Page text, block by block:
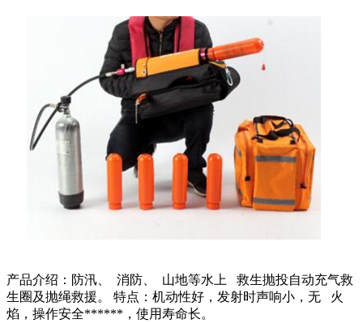
产品介绍：防汛、 消防、 山地等水上 救生抛投自动充气救
生圈及抛绳救援。 特点：机动性好，发射时声响小，无 火
焰，操作安全******，使用寿命长。